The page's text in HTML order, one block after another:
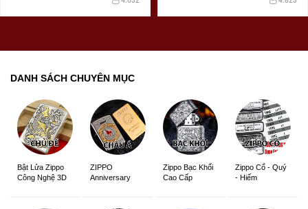
DANH SÁCH CHUYÊN MỤC
Bật Lửa Zippo
Công Nghệ 3D
ZIPPO
Anniversary
Zippo Bạc Khối
Cao Cấp
Zippo Cổ - Quý
- Hiếm